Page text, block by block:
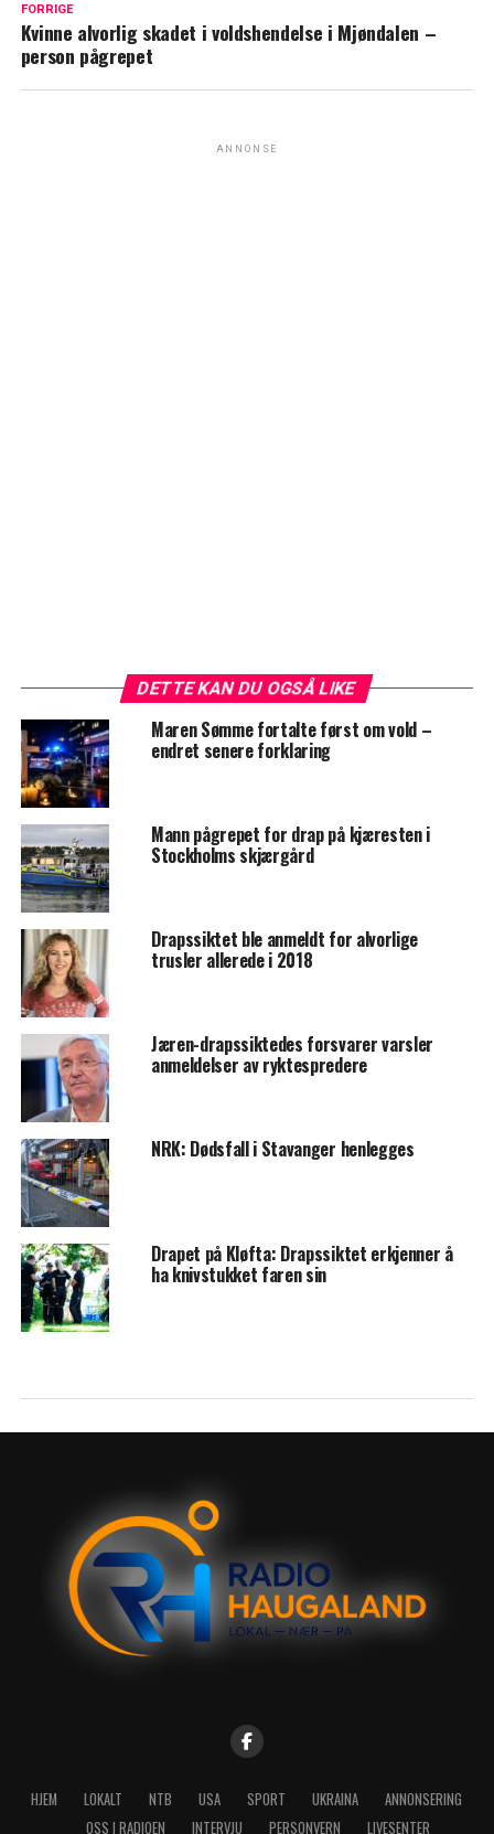
FORRIGE
Kvinne alvorlig skadet i voldshendelse i Mjøndalen –
person pågrepet
ANNONSE
DETTE KAN DU OGSÅ LIKE
Maren Sømme fortalte først om vold –
endret senere forklaring
Mann pågrepet for drap på kjæresten i
Stockholms skjærgård
Drapssiktet ble anmeldt for alvorlige
trusler allerede i 2018
Jæren-drapssiktedes forsvarer varsler
anmeldelser av ryktespredere
NRK: Dødsfall i Stavanger henlegges
Drapet på Kløfta: Drapssiktet erkjenner å
ha knivstukket faren sin
HJEM LOKALT NTB USA SPORT UKRAINA
ANNONSERING
OSS I RADIOEN
INTERVJU PERSONVERN LIVESENTER